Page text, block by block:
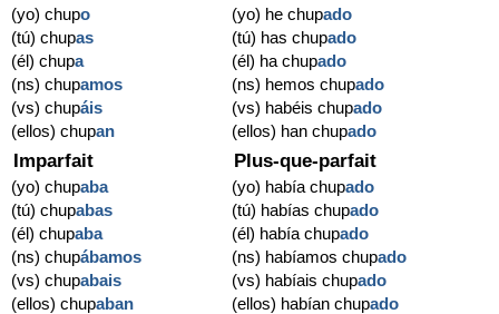
(yo) chupo
(tú) chupas
(él) chupa
(ns) chupamos
(vs) chupáis
(ellos) chupan
(yo) he chupado
(tú) has chupado
(él) ha chupado
(ns) hemos chupado
(vs) habéis chupado
(ellos) han chupado
Imparfait
(yo) chupaba
(tú) chupabas
(él) chupaba
(ns) chupábamos
(vs) chupabais
(ellos) chupaban
Plus-que-parfait
(yo) había chupado
(tú) habías chupado
(él) había chupado
(ns) habíamos chupado
(vs) habíais chupado
(ellos) habían chupado